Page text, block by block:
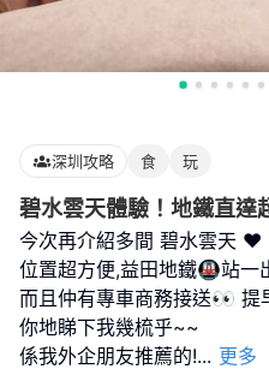
深圳攻略 食 玩
碧水雲天體驗！地鐵直達
今次再介紹多間 碧水雲天 ❤️
位置超方便,益田地鐵🚇站一
而且仲有專車商務接送👀 提
你地睇下我幾梳乎~~
係我外企朋友推薦的!... 更多